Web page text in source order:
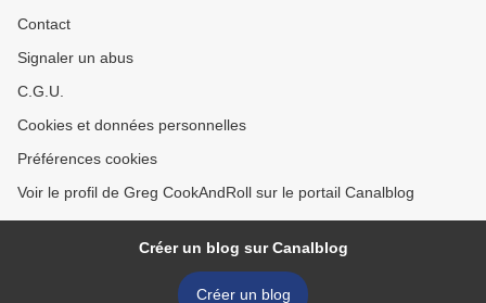
Contact
Signaler un abus
C.G.U.
Cookies et données personnelles
Préférences cookies
Voir le profil de Greg CookAndRoll sur le portail Canalblog
Créer un blog sur Canalblog
Créer un blog